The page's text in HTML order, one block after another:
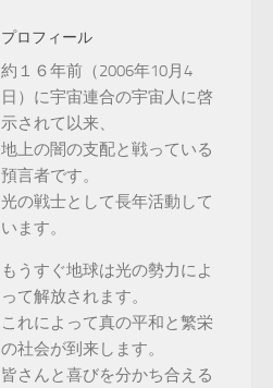
プロフィール
約１６年前（2006年10月4
日）に宇宙連合の宇宙人に啓
示されて以来、
地上の闇の支配と戦っている
預言者です。
光の戦士として長年活動して
います。
もうすぐ地球は光の勢力によ
って解放されます。
これによって真の平和と繁栄
の社会が到来します。
皆さんと喜びを分かち合える